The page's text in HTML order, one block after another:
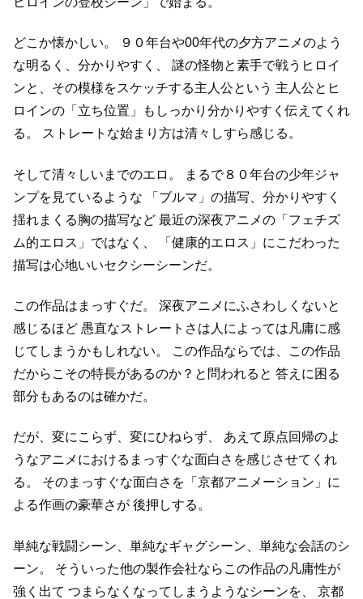
どこか懐かしい。
９０年台や00年代の夕方アニメのよう
な明るく、分かりやすく、
謎の怪物と素手で戦うヒロイ
ンと、その模様をスケッチする主人公という 主人公とヒ
ロインの「立ち位置」もしっかり分かりやすく伝えてくれ
る。
ストレートな始まり方は清々しすら感じる。
そして清々しいまでのエロ。
まるで８０年台の少年ジャ
ンプを見ているような 「ブルマ」の描写、分かりやすく
揺れまくる胸の描写など 最近の深夜アニメの「フェチズ
ム的エロス」ではなく、
「健康的エロス」にこだわった
描写は心地いいセクシーシーンだ。
この作品はまっすぐだ。
深夜アニメにふさわしくないと
感じるほど 愚直なストレートさは人によっては凡庸に感
じてしまうかもしれない。
この作品ならでは、この作品
だからこその特長があるのか？と問われると 答えに困る
部分もあるのは確かだ。
だが、変にこらず、変にひねらず、
あえて原点回帰のよ
うなアニメにおけるまっすぐな面白さを感じさせてくれ
る。
そのまっすぐな面白さを「京都アニメーション」に
よる作画の豪華さが 後押しする。
単純な戦闘シーン、単純なギャグシーン、単純な会話のシ
ーン。
そういった他の製作会社ならこの作品の凡庸性が
強く出て つまらなくなってしまうようなシーンを、
京都